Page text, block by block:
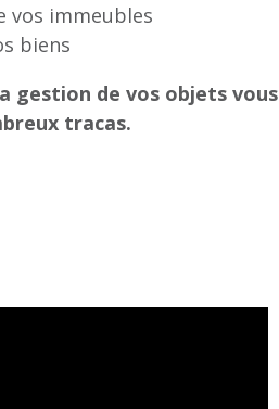
vos immeubles
biens
gestion de vos objets vous
tracas.